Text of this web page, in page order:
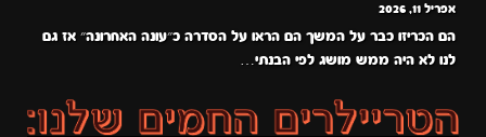
אפריל 11, 2026
הם הכריזו כבר על המשך הם הראו על הסדרה כ״עונה האחרונה״ אז גם
לנו לא היה ממש מושג לפי הבנתי…